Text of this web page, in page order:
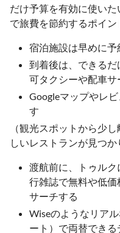
だけ予算を有効に使い
で旅費を節約するポイン
宿泊施設は早めに
到着後は、できる
可タクシーや配車サ
Googleマップやレ
す
（観光スポットから少
しいレストランが見つか
渡航前に、トゥル
行雑誌で無料や低価
サーチする
Wiseのようなリア
ート）で両替でき